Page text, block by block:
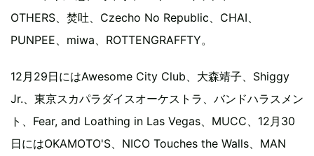
OTHERS、焚吐、Czecho No Republic、CHAI、
PUNPEE、miwa、ROTTENGRAFFTY。
12月29日にはAwesome City Club、大森靖子、Shiggy
Jr.、東京スカパラダイスオーケストラ、バンドハラスメン
ト、Fear, and Loathing in Las Vegas、MUCC、12月30
日にはOKAMOTO'S、NICO Touches the Walls、MAN